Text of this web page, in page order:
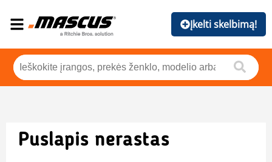
Įkelti skelbimą!
Puslapis nerastas